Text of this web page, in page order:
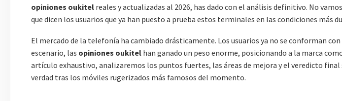
opiniones oukitel reales y actualizadas al 2026, has dado con el análisis definitivo. No
que dicen los usuarios que ya han puesto a prueba estos terminales en las condiciones más
El mercado de la telefonía ha cambiado drásticamente. Los usuarios ya no se conforman
escenario, las opiniones oukitel han ganado un peso enorme, posicionando a la marca
artículo exhaustivo, analizaremos los puntos fuertes, las áreas de mejora y el veredicto
verdad tras los móviles rugerizados más famosos del momento.